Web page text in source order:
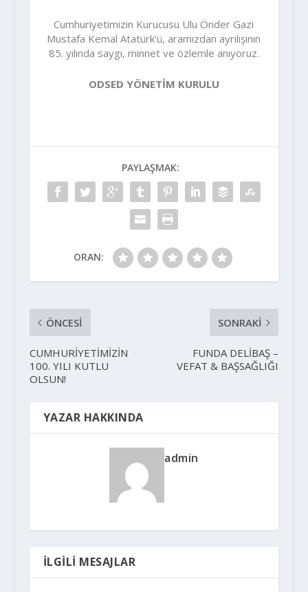
Cumhuriyetimizin Kurucusu Ulu Önder Gazi
Mustafa Kemal Atatürk’ü, aramızdan ayrılışının
85. yılında saygı, minnet ve özlemle anıyoruz.
ODSED YÖNETİM KURULU
PAYLAŞMAK:
ORAN:
ÖNCESI
CUMHURİYETİMİZİN
100. YILI KUTLU
OLSUN!
SONRAKI
FUNDA DELİBAŞ –
VEFAT & BAŞSAĞLIĞI
YAZAR HAKKINDA
admin
İLGILI MESAJLAR